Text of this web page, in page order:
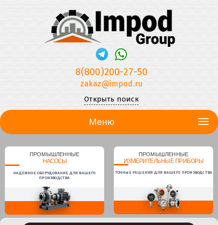
8(800)200-27-50
zakaz@impod.ru
Открыть поиск
Меню
ПРОМЫШЛЕННЫЕ
НАСОСЫ
НАДЕЖНОЕ ОБОРУДОВАНИЕ ДЛЯ ВАШЕГО
ПРОИЗВОДСТВА
ПРОМЫШЛЕННЫЕ
ИЗМЕРИТЕЛЬНЫЕ ПРИБОРЫ
ТОЧНЫЕ РЕШЕНИЯ ДЛЯ ВАШЕГО ПРОИЗВОДСТВА